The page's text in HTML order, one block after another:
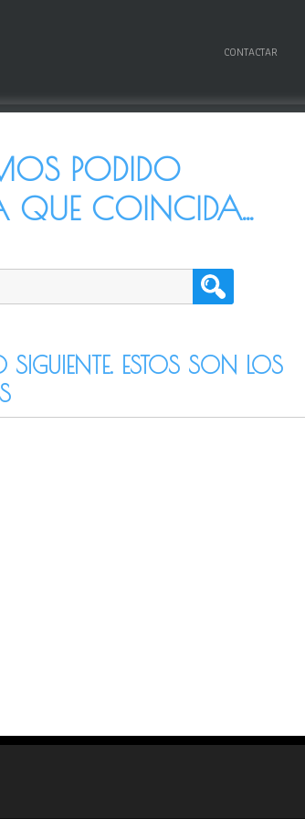
CONTACTAR
PODIDO
QUE COINCIDA...
SIGUIENTE. ESTOS SON LOS